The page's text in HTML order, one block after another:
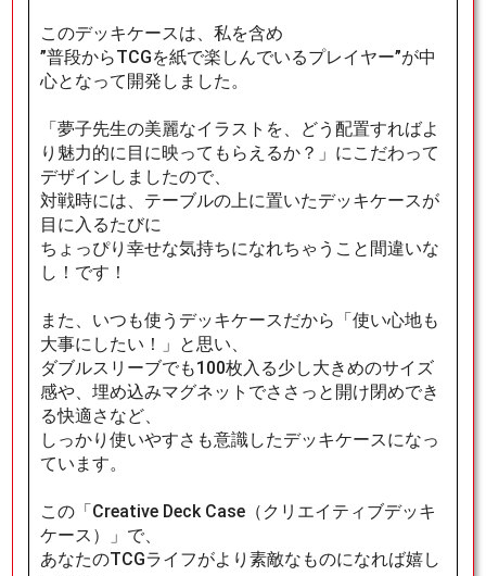
このデッキケースは、私を含め
”普段からTCGを紙で楽しんでいるプレイヤー”が中
心となって開発しました。
「夢子先生の美麗なイラストを、どう配置すればよ
り魅力的に目に映ってもらえるか？」にこだわって
デザインしましたので、
対戦時には、テーブルの上に置いたデッキケースが
目に入るたびに
ちょっぴり幸せな気持ちになれちゃうこと間違いな
し！です！
また、いつも使うデッキケースだから「使い心地も
大事にしたい！」と思い、
ダブルスリーブでも100枚入る少し大きめのサイズ
感や、埋め込みマグネットでささっと開け閉めでき
る快適さなど、
しっかり使いやすさも意識したデッキケースになっ
ています。
この「Creative Deck Case（クリエイティブデッキ
ケース）」で、
あなたのTCGライフがより素敵なものになれば嬉し